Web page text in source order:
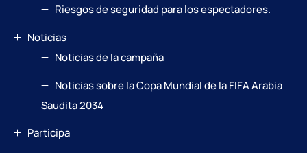
Riesgos de seguridad para los espectadores.
Noticias
Noticias de la campaña
Noticias sobre la Copa Mundial de la FIFA Arabia
Saudita 2034
Participa